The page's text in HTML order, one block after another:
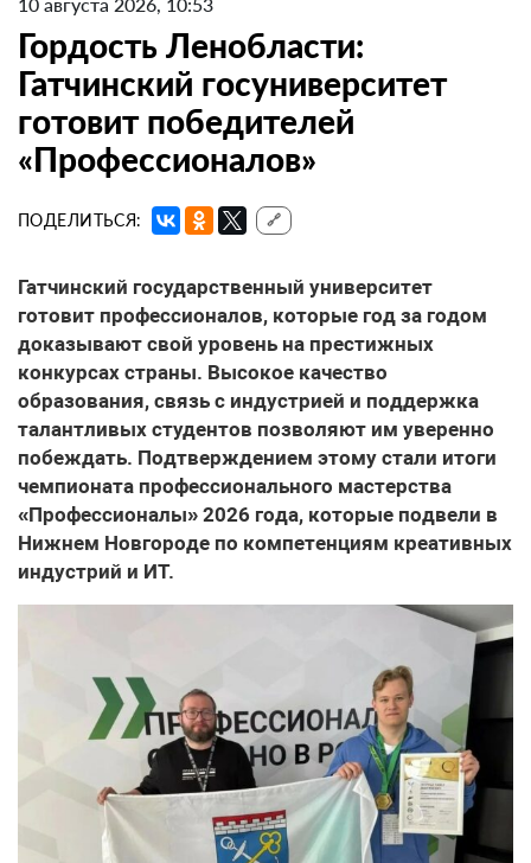
Гордость Ленобласти:
Гатчинский госуниверситет
готовит победителей
«Профессионалов»
ПОДЕЛИТЬСЯ: 🔗
Гатчинский государственный университет
готовит профессионалов, которые год за годом
доказывают свой уровень на престижных
конкурсах страны. Высокое качество
образования, связь с индустрией и поддержка
талантливых студентов позволяют им уверенно
побеждать. Подтверждением этому стали итоги
чемпионата профессионального мастерства
«Профессионалы» 2026 года, которые подвели в
Нижнем Новгороде по компетенциям креативных
индустрий и ИТ.